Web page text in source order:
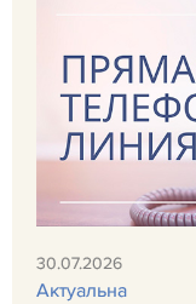
30.07.2026
Актуальна